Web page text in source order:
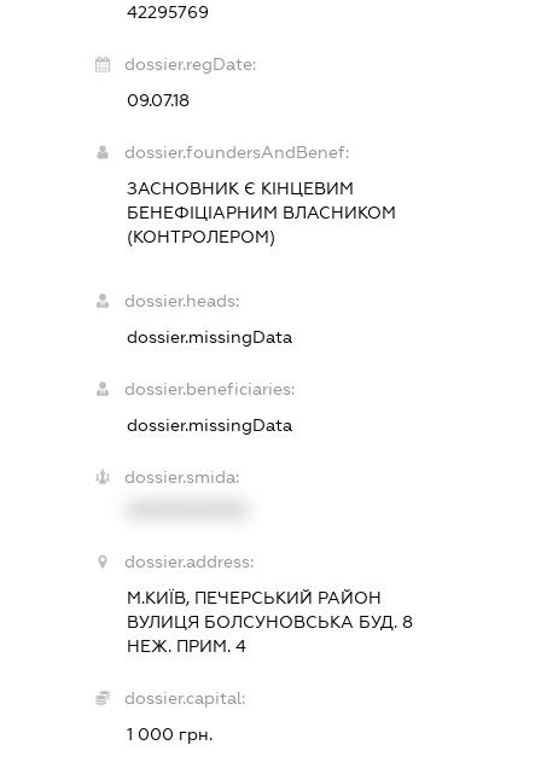
42295769
dossier.regDate:
09.07.18
dossier.foundersAndBenef:
ЗАСНОВНИК Є КІНЦЕВИМ
БЕНЕФІЦІАРНИМ ВЛАСНИКОМ
(КОНТРОЛЕРОМ)
dossier.heads:
dossier.missingData
dossier.beneficiaries:
dossier.missingData
dossier.smida:
dossier.address:
М.КИЇВ, ПЕЧЕРСЬКИЙ РАЙОН
ВУЛИЦЯ БОЛСУНОВСЬКА БУД. 8
НЕЖ. ПРИМ. 4
dossier.capital:
1 000 грн.